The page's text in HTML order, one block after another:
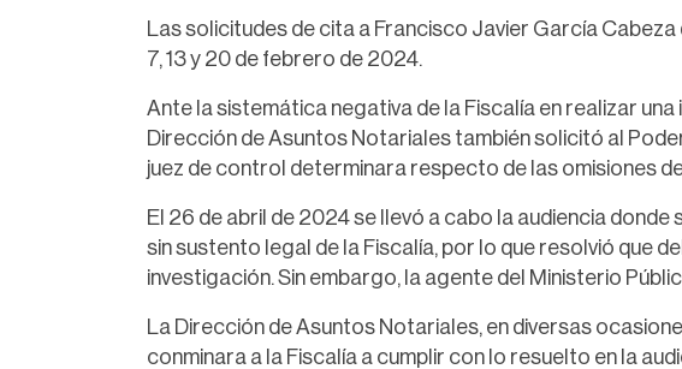
Las solicitudes de cita a Francisco Javier García
7, 13 y 20 de febrero de 2024.
Ante la sistemática negativa de la Fiscalía en realizar
Dirección de Asuntos Notariales también solicitó al
juez de control determinara respecto de las omisiones
El 26 de abril de 2024 se llevó a cabo la audiencia donde
sin sustento legal de la Fiscalía, por lo que resolvió que
investigación. Sin embargo, la agente del Ministerio
La Dirección de Asuntos Notariales, en diversas
conminara a la Fiscalía a cumplir con lo resuelto en la